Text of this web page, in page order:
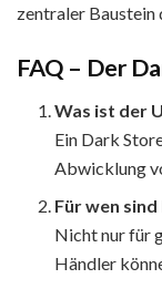
zentraler Baustein
FAQ – Der
Was ist der
Ein Dark
Abwicklung
Für wen
Nicht nur für
Händler